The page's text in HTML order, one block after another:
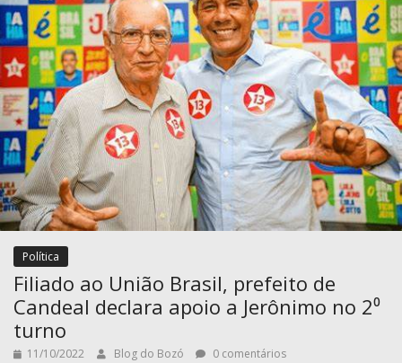
Política
Filiado ao União Brasil, prefeito de
Candeal declara apoio a Jerônimo no 2⁰
turno
11/10/2022 Blog do Bozó 0 comentários